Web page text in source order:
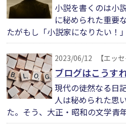
小説を書くのは
に秘められた重要
たがもし「小説家になりたい！
2023/06/12 【エッ
ブログはこうす
現代の徒然なる日
人は秘められた思
た。そう、大正・昭和の文学青